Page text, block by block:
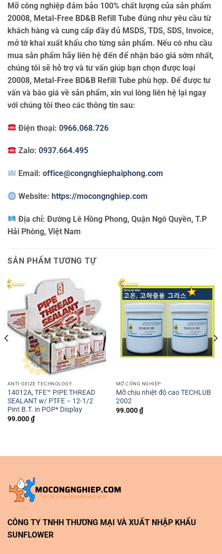
Mỡ công nghiệp đảm bảo 100% chất lượng của sản phẩm
20008, Metal-Free BD&B Refill Tube đúng như yêu cầu từ
khách hàng và cung cấp đầy đủ MSDS, TDS, SDS, Invoice,
mở tờ khai xuất khẩu cho từng sản phẩm. Nếu có nhu cầu
mua sản phẩm hãy liên hệ đến để nhận báo giá sớm nhất,
chúng tôi sẽ hỗ trợ và tư vấn giúp bạn chọn được loại
20008, Metal-Free BD&B Refill Tube phù hợp. Để được tư
vấn và báo giá về sản phẩm, xin vui lòng liên hệ lại ngay
với chúng tôi theo các thông tin sau:
Điện thoại:0966.068.726
Zalo:0937.664.495
Email:office@congnghiephaiphong.com
Website:https://mocongnghiep.com
Địa chỉ:Đường Lê Hồng Phong, Quận Ngô Quyền, T.P
Hải Phòng, Việt Nam
SẢN PHẨM TƯƠNG TỰ
ANTI-SEIZE TECHNOLOGY
14012A, TFE™ PIPE THREAD
SEALANT w/ PTFE – 12-1/2
Pint B.T. in POP* Display
99.000₫
MỠ CÔNG NGHIỆP
Mỡ chịu nhiệt độ cao TECHLUB
2002
99.000₫
CÔNG TY TNHH THƯƠNG MẠI VÀ XUẤT NHẬP KHẨU
SUNFLOWER